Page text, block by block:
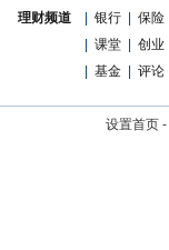
理财频道 银行 保险
课堂 创业
基金 评论
设置首页 -